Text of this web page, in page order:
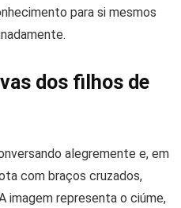
para si mesmos
dos filhos de